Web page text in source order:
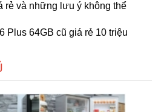
rẻ và những lưu ý không thể
Plus 64GB cũ giá rẻ 10 triệu